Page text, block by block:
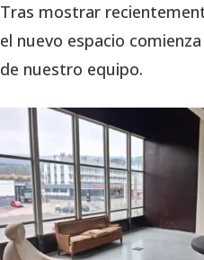
Tras mostrar
el nuevo espacio
de nuestro equipo.